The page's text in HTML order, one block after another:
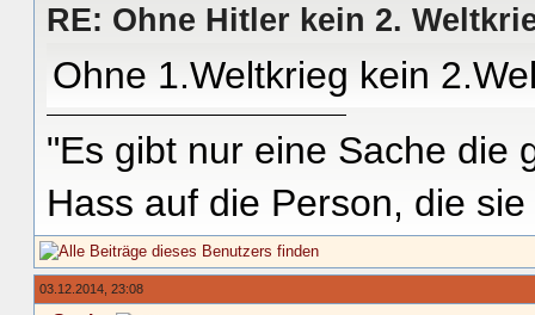
RE: Ohne Hitler kein 2.
Ohne 1.Weltkrieg kein
"Es gibt nur eine Sache die
Hass auf die Person, die
03.12.2014, 23:08